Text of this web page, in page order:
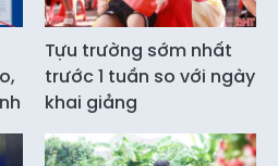
Tựu trường sớm nhất
trước 1 tuần so với ngày
khai giảng